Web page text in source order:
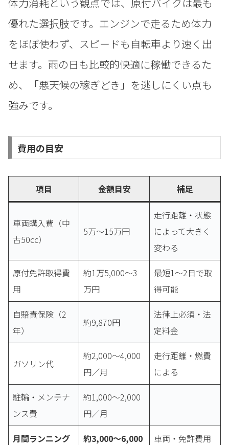
優れた選択肢です。エンジンで走るため体力
をほぼ使わず、スピードも自転車より速く出
せます。雨の日も比較的快適に稼働できるた
め、「悪天候の稼ぎどき」を逃しにくい点も
強みです。
費用の目安
項目 金額目安 補足
車両購入費（中
古50cc）
5万〜15万円
走行距離・状態
によって大きく
変わる
原付免許取得費
用
約1万5,000〜3
万円
最短1〜2日で取
得可能
自賠責保険（2
年）
約9,870円
法律上必須・法
定料金
ガソリン代
約2,000〜4,000
円／月
走行距離・燃費
による
駐輪・メンテナ
ンス費
約1,000〜2,000
円／月
月間ランニング
約3,000〜6,000
車両・免許費用